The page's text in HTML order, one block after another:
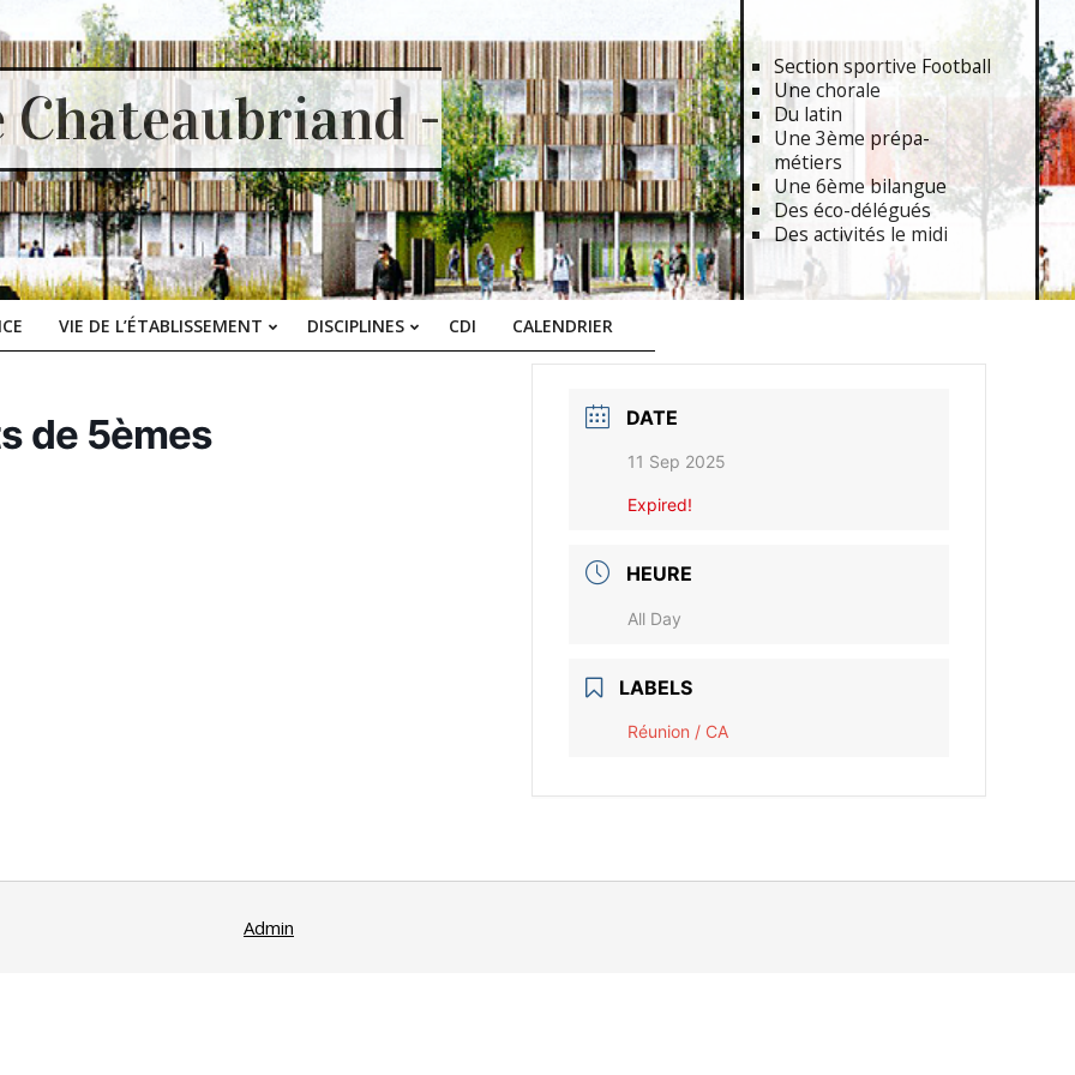
Chateaubriand -
Section sportive Football
Une chorale
Du latin
Une 3ème prépa-
métiers
Une 6ème bilangue
Des éco-délégués
Des activités le midi
Primary
VIE DE L’ÉTABLISSEMENT DISCIPLINES CDI CALENDRIER
de 5èmes DATE
11 Sep 2025
Expired!
HEURE
All Day
LABELS
Réunion / CA
Admin